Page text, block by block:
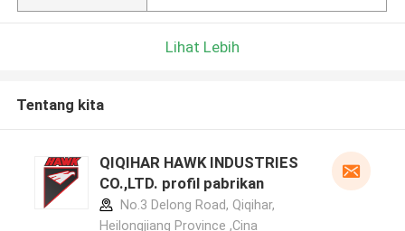
Lihat Lebih
Tentang kita
QIQIHAR HAWK INDUSTRIES
CO.,LTD. profil pabrikan
No.3 Delong Road, Qiqihar,
Heilongjiang Province ,Cina